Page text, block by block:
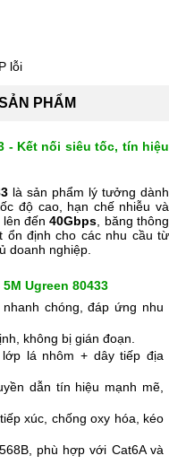
lỗi
PHẨM
- Kết nối siêu tốc, tín hiệu
là sản phẩm lý tưởng dành
độ cao, hạn chế nhiễu và
lên đến40Gbps , băng thông
ổn định cho các nhu cầu từ
doanh nghiệp.
Ugreen 80433
chóng, đáp ứng nhu
không bị gián đoạn.
lá nhôm + dây tiếp địa
dẫn tín hiệu mạnh mẽ,
xúc, chống oxy hóa, kéo
phù hợp với Cat6A và